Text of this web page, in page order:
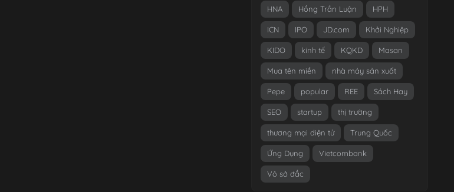
HNA Hồng Trần Luận HPH
ICN IPO JD.com Khởi Nghiệp
KIDO kinh tế KQKD Masan
Mua tên miền nhà máy sản xuất
Pepe popular REE Sách Hay
SEO startup thị trường
thương mại điện tử Trung Quốc
Ứng Dụng Vietcombank
Vô sở đắc